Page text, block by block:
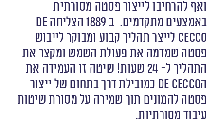
ואף להרחיבו לייצור פסטה מסורתית
באמצעים מתקדמים. ב 1889 הצליחה De
Cecco לייצר תהליך קבוע ומבוקר לייבוש
פסטה שמדמה את פעולת השמש ומקצר את
התהליך ל- 24 שעות! שיטה זו העמידה את
הDe Cecco כמובילת דרך בתחום של ייצור
פסטה להמונים תוך שמירה על מסורת שיטות
עיבוד מסורתיות.